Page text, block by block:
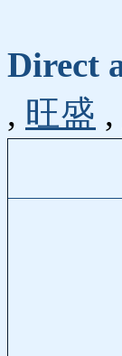
Direct
, 旺盛 ,